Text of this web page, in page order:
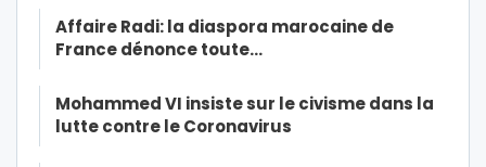
Affaire Radi: la diaspora marocaine de
France dénonce toute…
Mohammed VI insiste sur le civisme dans la
lutte contre le Coronavirus